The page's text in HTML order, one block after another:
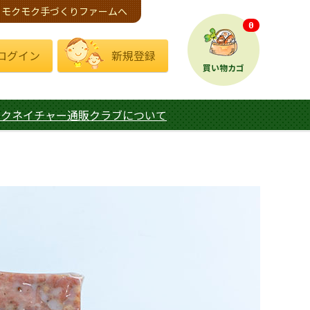
モクモク手づくりファームへ
グイン 新規登録
買い物カゴ
0
ネイチャー通販クラブについて